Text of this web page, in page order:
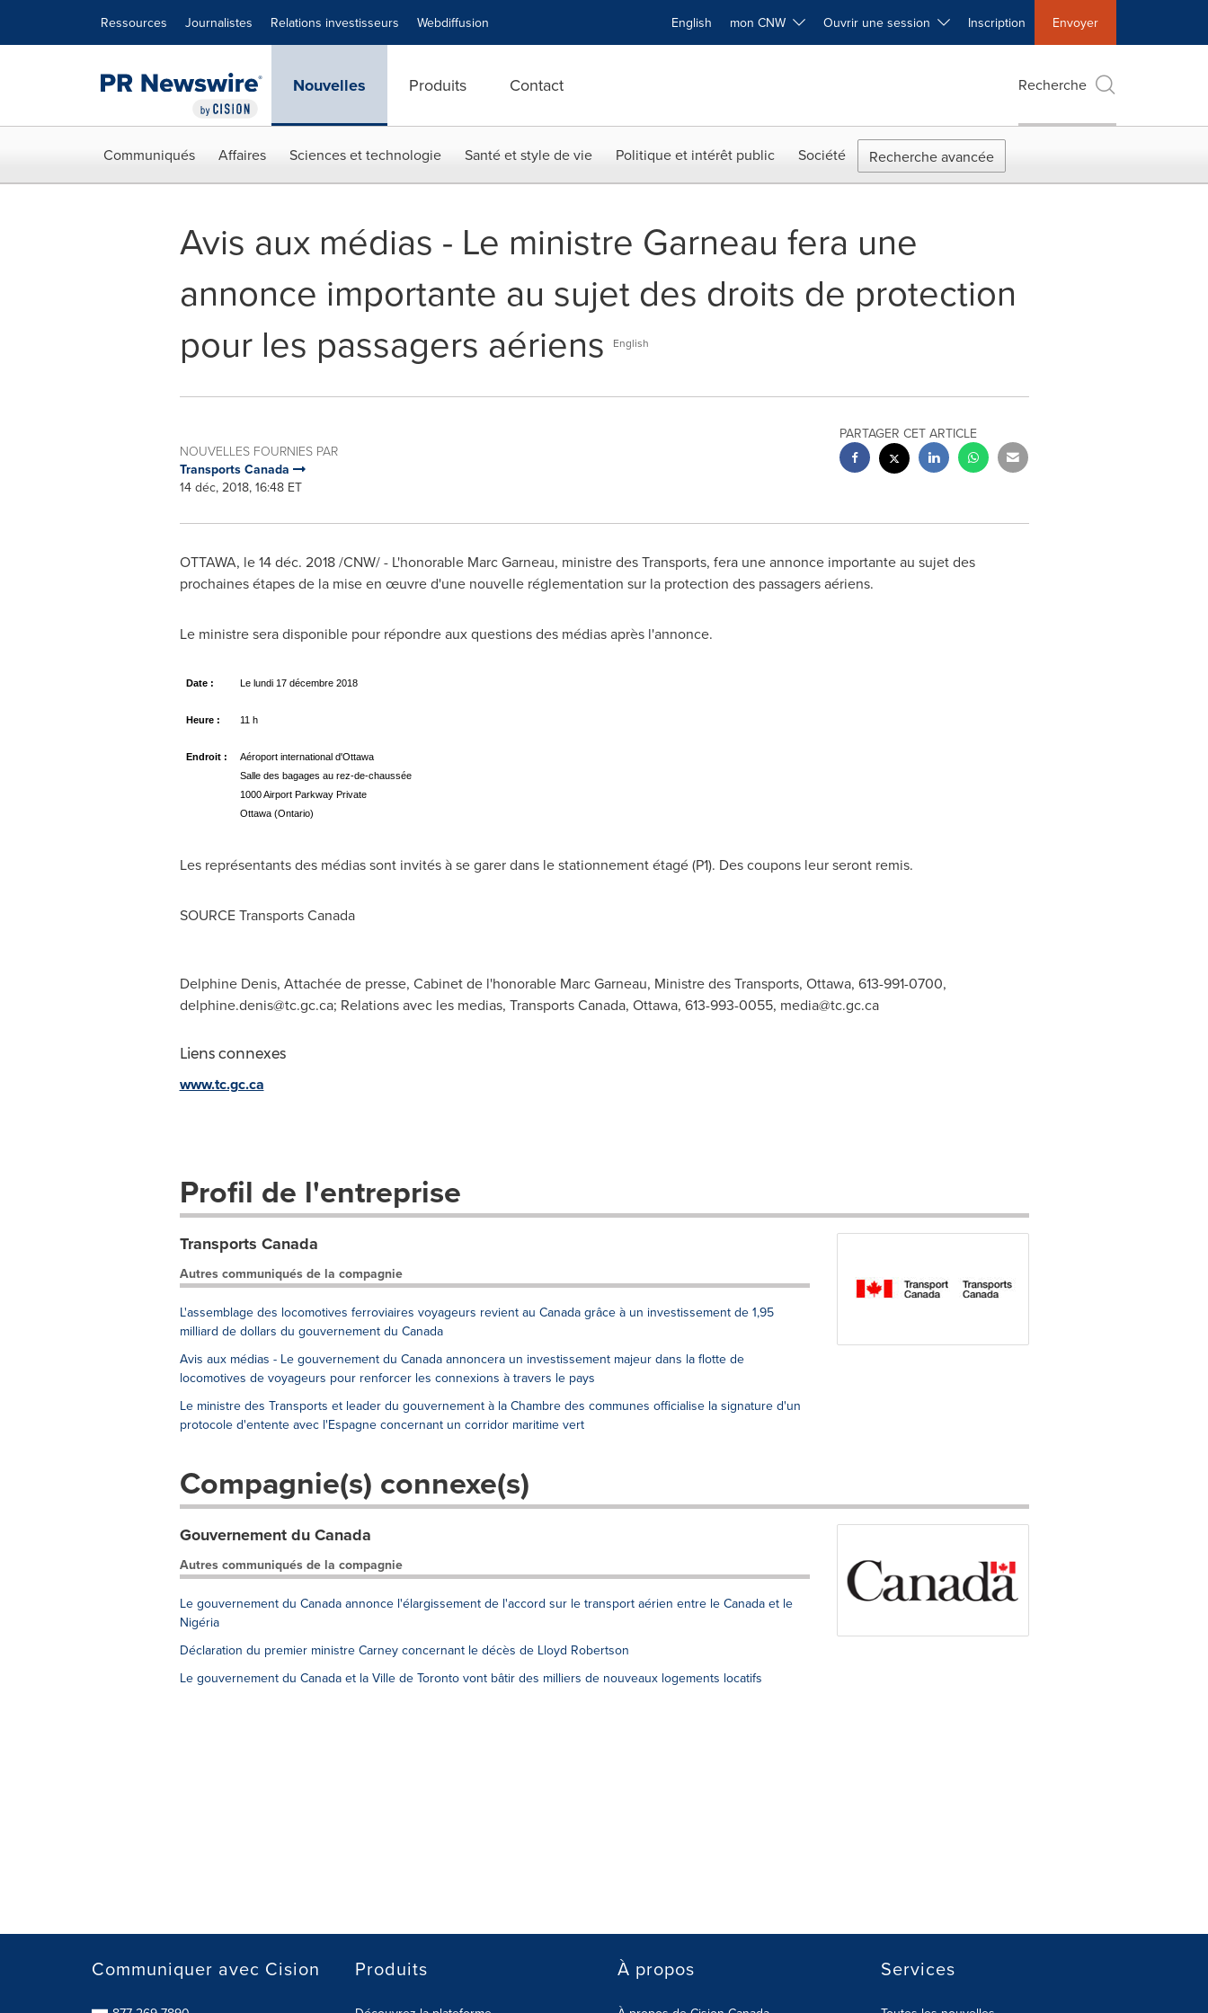
Ressources Journalistes Relations investisseurs Webdiffusion English mon CNW Ouvrir une session Inscription Envoyer
Nouvelles Produits Contact Recherche
Communiqués Affaires Sciences et technologie Santé et style de vie Politique et intérêt public Société Recherche avancée
Avis aux médias - Le ministre Garneau fera une
annonce importante au sujet des droits de protection
pour les passagers aériens
English
NOUVELLES FOURNIES PAR
Transports Canada
14 déc, 2018, 16:48 ET
PARTAGER CET ARTICLE
OTTAWA, le 14 déc. 2018 /CNW/ - L'honorable Marc Garneau, ministre des Transports, fera une annonce importante au sujet des
prochaines étapes de la mise en œuvre d'une nouvelle réglementation sur la protection des passagers aériens.
Le ministre sera disponible pour répondre aux questions des médias après l'annonce.
Date : Le lundi 17 décembre 2018
Heure : 11 h
Endroit :
Aéroport international d'Ottawa
Salle des bagages au rez-de-chaussée
1000 Airport Parkway Private
Ottawa (Ontario)
Les représentants des médias sont invités à se garer dans le stationnement étagé (P1). Des coupons leur seront remis.
SOURCE Transports Canada
Delphine Denis, Attachée de presse, Cabinet de l'honorable Marc Garneau, Ministre des Transports, Ottawa, 613-991-0700,
delphine.denis@tc.gc.ca; Relations avec les medias, Transports Canada, Ottawa, 613-993-0055, media@tc.gc.ca
Liens connexes
www.tc.gc.ca
Profil de l'entreprise
Transports Canada
Autres communiqués de la compagnie
L'assemblage des locomotives ferroviaires voyageurs revient au Canada grâce à un investissement de 1,95
milliard de dollars du gouvernement du Canada
Avis aux médias - Le gouvernement du Canada annoncera un investissement majeur dans la flotte de
locomotives de voyageurs pour renforcer les connexions à travers le pays
Le ministre des Transports et leader du gouvernement à la Chambre des communes officialise la signature d'un
protocole d'entente avec l'Espagne concernant un corridor maritime vert
Compagnie(s) connexe(s)
Gouvernement du Canada
Autres communiqués de la compagnie
Le gouvernement du Canada annonce l'élargissement de l'accord sur le transport aérien entre le Canada et le
Nigéria
Déclaration du premier ministre Carney concernant le décès de Lloyd Robertson
Le gouvernement du Canada et la Ville de Toronto vont bâtir des milliers de nouveaux logements locatifs
Communiquer avec Cision Produits À propos Services